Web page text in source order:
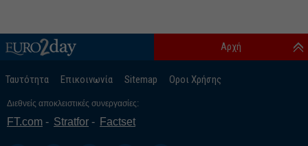
Ταυτότητα Επικοινωνία Sitemap Οροι Χρήσης
Αρχή
Διεθνείς αποκλειστικές συνεργασίες:
FT.com Stratfor Factset